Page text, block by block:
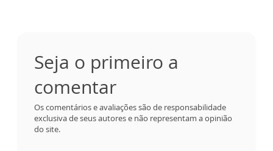
Seja o primeiro a
comentar
Os comentários e avaliações são de responsabilidade
exclusiva de seus autores e não representam a opinião
do site.